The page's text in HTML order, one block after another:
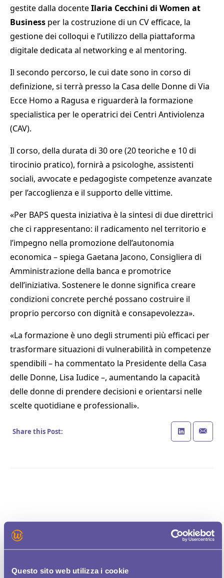
Questo sito web utilizza i cookie
gestite dalla docenteIlaria Cecchini di Women at
Business per la costruzione di un CV efficace, la
gestione dei colloqui e l’utilizzo della piattaforma
digitale dedicata al networking e al mentoring.
Il secondo percorso, le cui date sono in corso di
definizione, si terrà presso la Casa delle Donne di Via
Ecce Homo a Ragusa e riguarderà la formazione
specialistica per le operatrici dei Centri Antiviolenza
(CAV).
Il corso, della durata di 30 ore (20 teoriche e 10 di
tirocinio pratico), fornirà a psicologhe, assistenti
sociali, avvocate e pedagogiste competenze avanzate
per l’accoglienza e il supporto delle vittime.
«Per BAPS questa iniziativa è la sintesi di due direttrici
che ci rappresentano: il radicamento nel territorio e
l’impegno nella promozione dell’autonomia
economica – spiega Gaetana Jacono, Consigliera di
Amministrazione della banca e promotrice
dell’iniziativa. Sostenere le donne significa creare
condizioni concrete perché possano costruire il
proprio percorso con dignità e consapevolezza».
«La formazione è uno degli strumenti più efficaci per
trasformare situazioni di vulnerabilità in competenze
spendibili – ha commentato la Presidente della Casa
delle Donne, Lisa Iudice –, aumentando la capacità
delle donne di prendere decisioni e orientarsi nelle
scelte quotidiane e professionali».
Share this Post:
ALLE DONNE PER CERCARE LAVORO